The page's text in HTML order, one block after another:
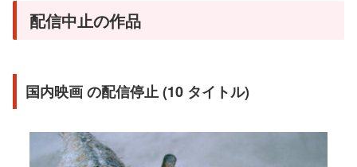
配信中止の作品
国内映画 の配信停止 (10 タイトル)